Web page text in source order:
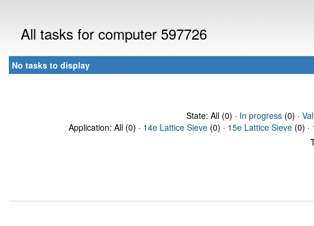
All tasks for computer 597726
No tasks to display
State: All (0) · In progress(0) ·
Application: All (0) · 14e Lattice Sieve (0) · 15e Lattice Sieve (0) ·